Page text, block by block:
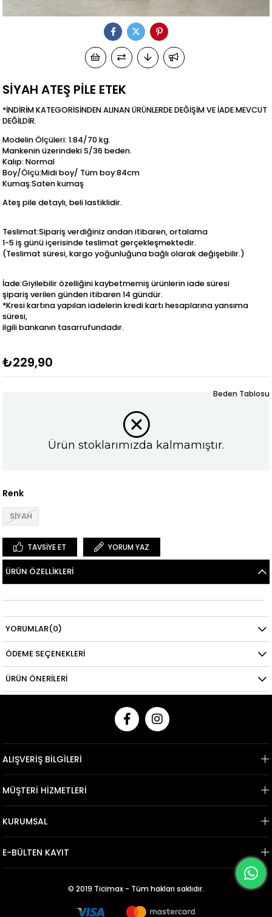
SİYAH ATEŞ PİLE ETEK
*İNDİRİM KATEGORİSİNDEN ALINAN ÜRÜNLERDE DEĞİŞİM VE İADE MEVCUT
DEĞİLDİR.
Modelin Ölçüleri: 1.84/70 kg.
Mankenin üzerindeki S/36 beden.
Kalıp: Normal
Boy/Ölçü:Midi boy/ Tüm boy:84cm
Kumaş:Saten kumaş
Ateş pile detaylı, beli lastiklidir.
Teslimat:Sipariş verdiğiniz andan itibaren, ortalama
1-5 iş günü içerisinde teslimat gerçekleşmektedir.
(Teslimat süresi, kargo yoğunluğuna bağlı olarak değişebilir.)
İade:Giyilebilir özelliğini kaybetmemiş ürünlerin iade süresi
şipariş verilen günden itibaren 14 gündür.
*Kresi kartına yapılan iadelerin kredi kartı hesaplarına yansıma
süresi,
ilgili bankanın tasarrufundadır.
₺229,90
Ürün stoklarımızda kalmamıştır.
Renk
SİYAH
Beden Tablosu
TAVSIYE ET YORUM YAZ
ÜRÜN ÖZELLIKLERI
YORUMLAR(0)
ÖDEME SEÇENEKLERI
ÜRÜN ÖNERILERI
ALIŞVERİŞ BİLGİLERİ
MÜŞTERİ HİZMETLERİ
KURUMSAL
E-BÜLTEN KAYIT
© 2019 Ticimax - Tüm hakları saklıdır.